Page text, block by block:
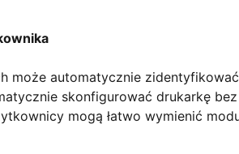
może automatycznie zidentyfikować
skonfigurować drukarkę bez
mogą łatwo wymienić